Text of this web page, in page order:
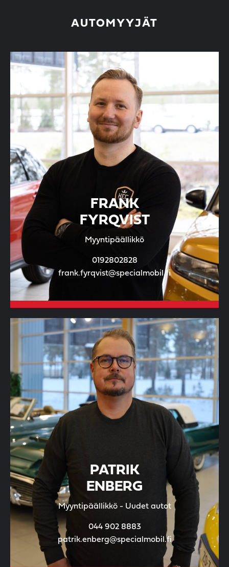
AUTOMYYJÄT
FRANK
FYRQVIST
Myyntipäällikkö
0192802828
frank.fyrqvist@specialmobil.fi
PATRIK
ENBERG
Myyntipäällikkö - Uudet autot
044 902 8883
patrik.enberg@specialmobil.fi